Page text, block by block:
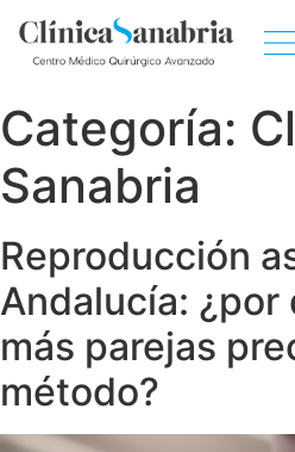
Categoría:
Sanabria
Reproducción
Andalucía: ¿por
más parejas
método?